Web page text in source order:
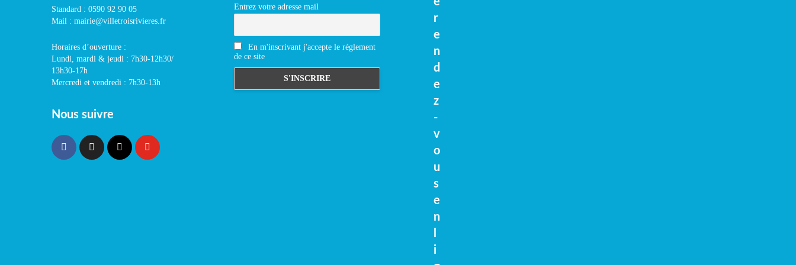
Standard : 0590 92 90 05
Mail : mairie@villetroisrivieres.fr
Horaires d’ouverture :
Lundi, mardi & jeudi : 7h30-12h30/
13h30-17h
Mercredi et vendredi : 7h30-13h
Nous suivre
Entrez votre adresse mail
En m'inscrivant j'accepte le réglement
de ce site
r
e
n
d
e
z
-
v
o
u
s
e
n
i